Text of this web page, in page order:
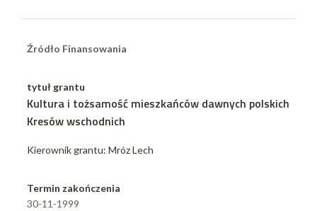
Źródło Finansowania
tytuł grantu
Kultura i tożsamość mieszkańców dawnych polskich
Kresów wschodnich
Kierownik grantu: Mróz Lech
Termin zakończenia
30-11-1999